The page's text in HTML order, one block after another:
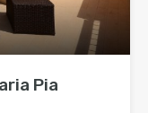
Pia